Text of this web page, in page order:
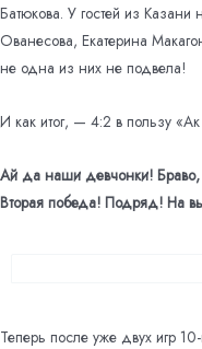
Батюкова. У гостей из
Ованесова, Екатерина
не одна из них не подвела!
И как итог, — 4:2 в пользу
Ай да наши девчонки!
Вторая победа! Подряд! На
Теперь после уже двух игр